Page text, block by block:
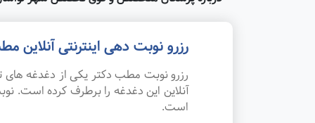
رزرو نوبت دهی اینترنتی
رزرو نوبت مطب دکتر یکی از دغدغه های
آنلاین این دغدغه را برطرف کرده
است.